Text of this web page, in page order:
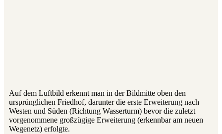
Auf dem Luftbild erkennt man in der Bildmitte oben den
ursprünglichen Friedhof, darunter die erste Erweiterung nach
Westen und Süden (Richtung Wasserturm) bevor die zuletzt
vorgenommene großzügige Erweiterung (erkennbar am neuen
Wegenetz) erfolgte.